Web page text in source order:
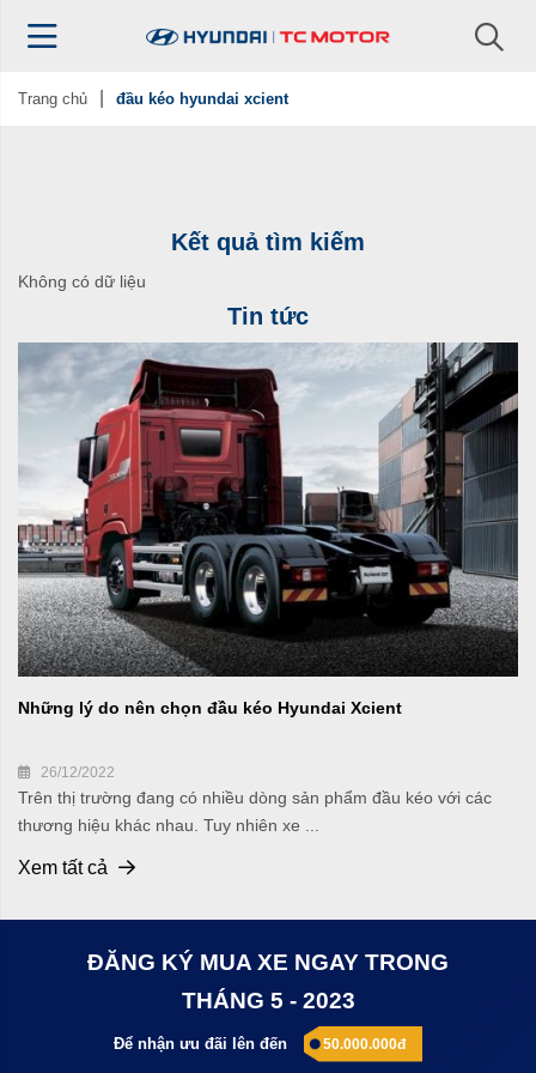
Trang chủ đầu kéo hyundai xcient
Kết quả tìm kiếm
Không có dữ liệu
Tin tức
Những lý do nên chọn đầu kéo Hyundai Xcient
26/12/2022
Trên thị trường đang có nhiều dòng sản phẩm đầu kéo với các
thương hiệu khác nhau. Tuy nhiên xe ...
Xem tất cả
ĐĂNG KÝ MUA XE NGAY TRONG
THÁNG 5 - 2023
Để nhận ưu đãi lên đến 50.000.000đ